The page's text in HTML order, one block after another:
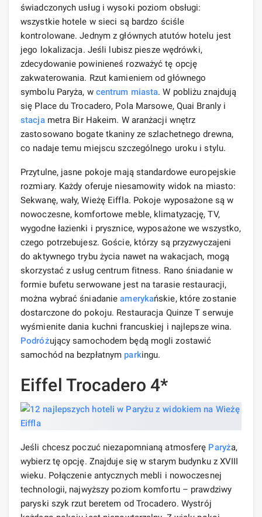
świadczonych usług i wysoki poziom obsługi:
wszystkie hotele w sieci są bardzo ściśle
kontrolowane. Jednym z głównych atutów hotelu jest
jego lokalizacja. Jeśli lubisz piesze wędrówki,
zdecydowanie powinieneś rozważyć tę opcję
zakwaterowania. Rzut kamieniem od głównego
symbolu Paryża, w centrum miasta. W pobliżu znajdują
się Place du Trocadero, Pola Marsowe, Quai Branly i
stacjametra Bir Hakeim. W aranżacji wnętrz
zastosowano bogate tkaniny ze szlachetnego drewna,
co nadaje temu miejscu szczególnego uroku i stylu.
Przytulne, jasne pokoje mają standardowe europejskie
rozmiary. Każdy oferuje niesamowity widok na miasto:
Sekwanę, wały, Wieżę Eiffla. Pokoje wyposażone są w
nowoczesne, komfortowe meble, klimatyzację, TV,
wygodne łazienki i prysznice, wyposażone we wszystko,
czego potrzebujesz. Goście, którzy są przyzwyczajeni
do aktywnego trybu życia nawet na wakacjach, mogą
skorzystać z usług centrum fitness. Rano śniadanie w
formie bufetu serwowane jest na tarasie restauracji,
można wybrać śniadanieamerykańskie, które zostanie
dostarczone do pokoju. Restauracja Quinze T serwuje
wyśmienite dania kuchni francuskiej i najlepsze wina.
Podróżujący samochodem będą mogli zostawić
samochód na bezpłatnym parkingu.
Eiffel Trocadero 4*
Jeśli chcesz poczuć niezapomnianą atmosferę Paryża,
wybierz tę opcję. Znajduje się w starym budynku z XVIII
wieku. Połączenie antycznych mebli i nowoczesnej
technologii, najwyższy poziom komfortu – prawdziwy
paryski szyk rzut beretem od Trocadero. Wystrój